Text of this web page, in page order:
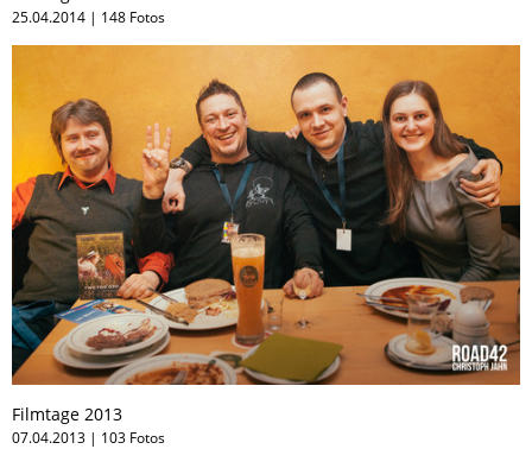
25.04.2014 | 148 Fotos
Filmtage 2013
07.04.2013 | 103 Fotos